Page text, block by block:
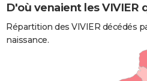
D'où venaient les VIVIER
Répartition des VIVIER décédés
naissance.